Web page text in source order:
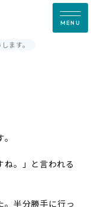
MENU
ます。
。」と言われる
半分勝手に行っ